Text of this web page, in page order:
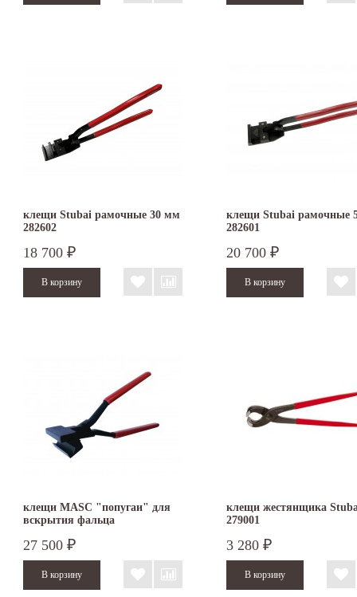
клещи Stubai рамочные 30 мм
282602
18 700 ₽
клещи Stubai рамочные
282601
20 700 ₽
клещи MASC "попугаи" для
вскрытия фальца
27 500 ₽
клещи жестянщика
279001
3 280 ₽